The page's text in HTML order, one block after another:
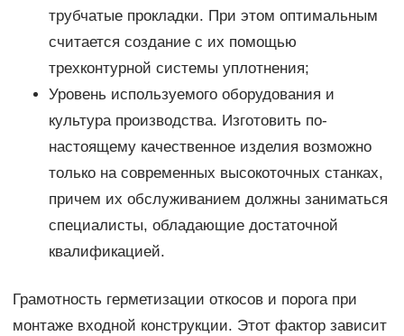
трубчатые прокладки. При этом оптимальным
считается создание с их помощью
трехконтурной системы уплотнения;
Уровень используемого оборудования и
культура производства. Изготовить по-
настоящему качественное изделия возможно
только на современных высокоточных станках,
причем их обслуживанием должны заниматься
специалисты, обладающие достаточной
квалификацией.
Грамотность герметизации откосов и порога при
монтаже входной конструкции. Этот фактор зависит